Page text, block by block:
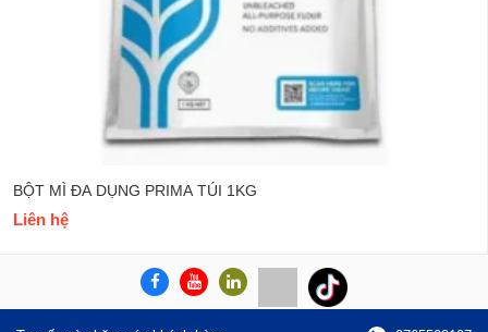
BỘT MÌ ĐA DỤNG PRIMA TÚI 1KG
Liên hệ